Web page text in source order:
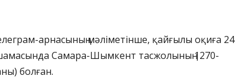
арнасының мәліметінше, қайғылы оқиға 24
Самара-Шымкент тасжолының 1270-
болған.